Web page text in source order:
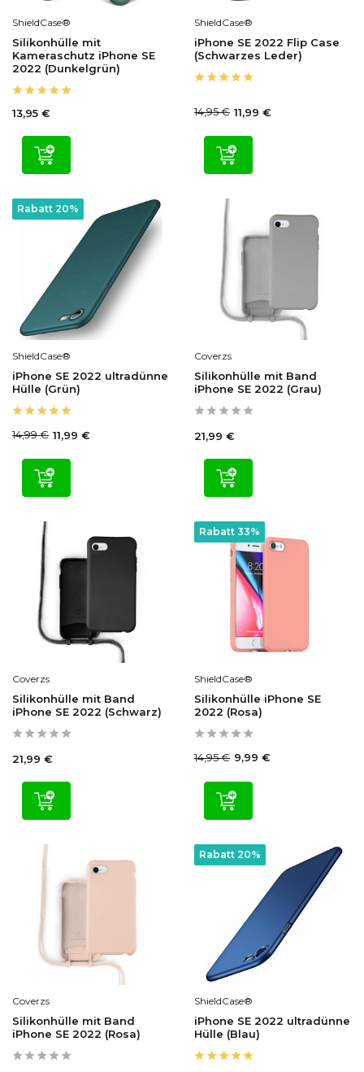
ShieldCase®
Silikonhülle mit
Kameraschutz iPhone SE
2022 (Dunkelgrün)
13,95 €
ShieldCase®
iPhone SE 2022 Flip Case
(Schwarzes Leder)
14,95 € 11,99 €
Rabatt 20%
ShieldCase®
iPhone SE 2022 ultradünne
Hülle (Grün)
14,99 € 11,99 €
Coverzs
Silikonhülle mit Band
iPhone SE 2022 (Grau)
21,99 €
Coverzs
Silikonhülle mit Band
iPhone SE 2022 (Schwarz)
21,99 €
Rabatt 33%
ShieldCase®
Silikonhülle iPhone SE
2022 (Rosa)
14,95 € 9,99 €
Coverzs
Silikonhülle mit Band
iPhone SE 2022 (Rosa)
Rabatt 20%
ShieldCase®
iPhone SE 2022 ultradünne
Hülle (Blau)